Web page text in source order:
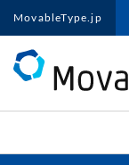
MovableType.jp